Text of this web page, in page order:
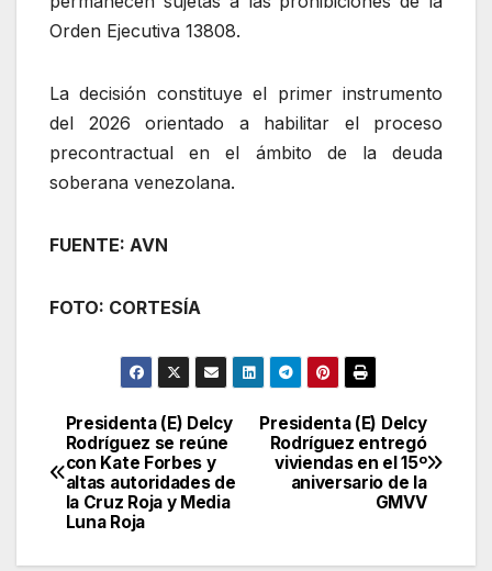
Orden Ejecutiva 13808.
La decisión constituye el primer instrumento
del 2026 orientado a habilitar el proceso
precontractual en el ámbito de la deuda
soberana venezolana.
FUENTE: AVN
FOTO: CORTESÍA
Navegación
de
entradas
Presidenta (E) Delcy
Rodríguez entregó
viviendas en el 15º
aniversario de la
GMVV
Presidenta (E) Delcy
Rodríguez se reúne
con Kate Forbes y
altas autoridades de
la Cruz Roja y Media
Luna Roja